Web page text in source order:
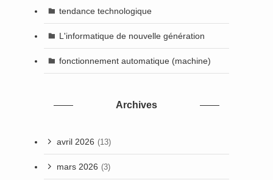
tendance technologique
L'informatique de nouvelle génération
fonctionnement automatique (machine)
Archives
avril 2026 (13)
mars 2026 (3)